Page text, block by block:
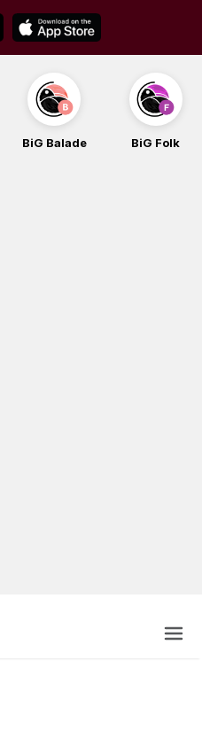
BiG Balade BiG Folk